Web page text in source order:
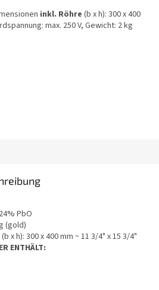
inkl. Röhre (b x h): 300 x 400
max. 250 V, Gewicht: 2 kg
PbO
(gold)
(b x h): 300 x 400 mm ~ 11 3/4" x 15 3/4"
ENTHÄLT: